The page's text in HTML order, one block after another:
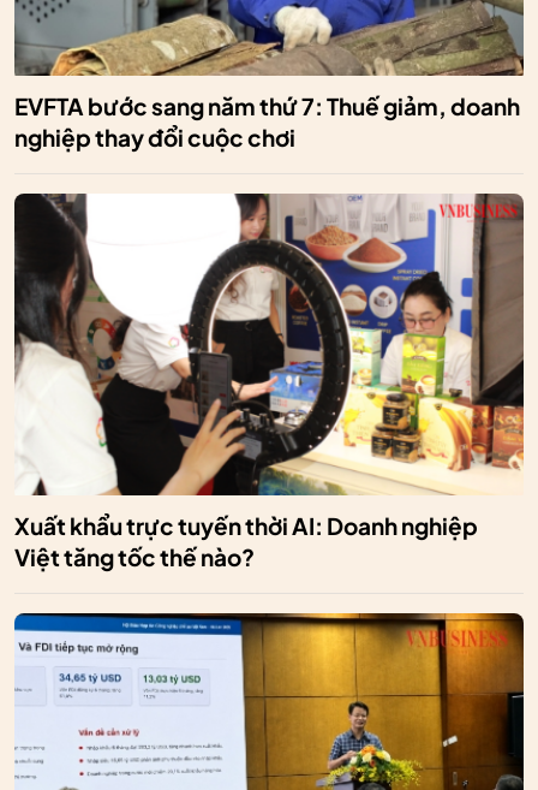
EVFTA bước sang năm thứ 7: Thuế giảm, doanh
nghiệp thay đổi cuộc chơi
Xuất khẩu trực tuyến thời AI: Doanh nghiệp
Việt tăng tốc thế nào?